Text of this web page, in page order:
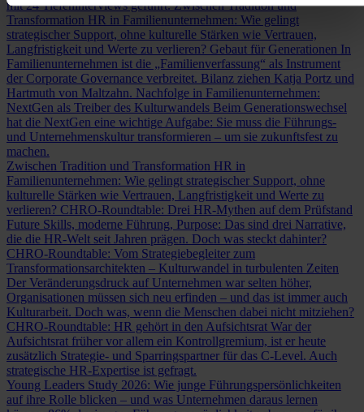
mit 24 Tiefeninterviews geführt.Zwischen Tradition und
Transformation HR in Familienunternehmen: Wie gelingt
strategischer Support, ohne kulturelle Stärken wie Vertrauen,
Langfristigkeit und Werte zu verlieren? Gebaut für Generationen In
Familienunternehmen ist die „Familienverfassung“ als Instrument
der Corporate Governance verbreitet. Bilanz ziehen Katja Portz und
Hartmuth von Maltzahn. Nachfolge in Familienunternehmen:
NextGen als Treiber des Kulturwandels Beim Generationswechsel
hat die NextGen eine wichtige Aufgabe: Sie muss die Führungs-
und Unternehmenskultur transformieren – um sie zukunftsfest zu
machen.
Zwischen Tradition und Transformation HR in
Familienunternehmen: Wie gelingt strategischer Support, ohne
kulturelle Stärken wie Vertrauen, Langfristigkeit und Werte zu
verlieren? CHRO-Roundtable: Drei HR-Mythen auf dem Prüfstand
Future Skills, moderne Führung, Purpose: Das sind drei Narrative,
die die HR-Welt seit Jahren prägen. Doch was steckt dahinter?
CHRO-Roundtable: Vom Strategiebegleiter zum
Transformationsarchitekten – Kulturwandel in turbulenten Zeiten
Der Veränderungsdruck auf Unternehmen war selten höher,
Organisationen müssen sich neu erfinden – und das ist immer auch
Kulturarbeit. Doch was, wenn die Menschen dabei nicht mitziehen?
CHRO-Roundtable: HR gehört in den Aufsichtsrat War der
Aufsichtsrat früher vor allem ein Kontrollgremium, ist er heute
zusätzlich Strategie- und Sparringspartner für das C-Level. Auch
strategische HR-Expertise ist gefragt.
Young Leaders Study 2026: Wie junge Führungspersönlichkeiten
auf ihre Rolle blicken – und was Unternehmen daraus lernen